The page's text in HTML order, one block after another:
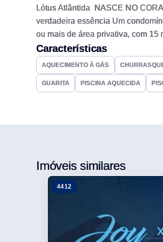
Lótus Atlântida NASCE NO
verdadeira essência Um
ou mais de área privativa, com
úmida, sauna seca e piscina
Quadra de futebol de grama
louge externo Fitness quadra de
Características
AQUECIMENTO À GÁS
GUARITA PISCINA AQUECIDA
Imóveis similares
4412